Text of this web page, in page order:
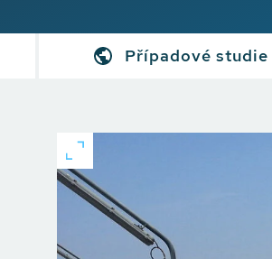
Případové studie